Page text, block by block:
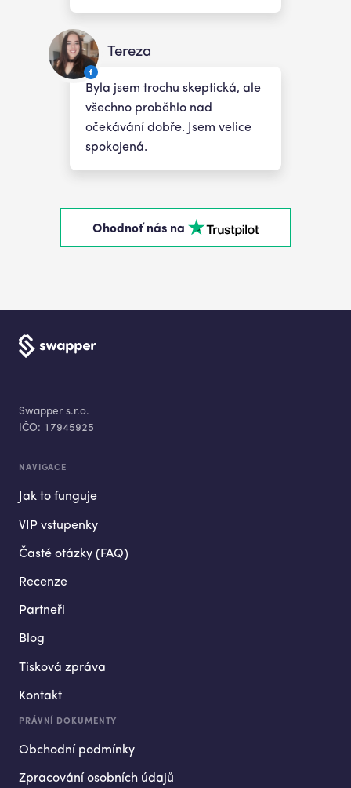
Tereza
Byla jsem trochu skeptická, ale
všechno proběhlo nad
očekávání dobře. Jsem velice
spokojená.
Ohodnoť nás na
Swapper s.r.o.
IČO: 17945925
NAVIGACE
Jak to funguje
VIP vstupenky
Časté otázky (FAQ)
Recenze
Partneři
Blog
Tisková zpráva
Kontakt
PRÁVNÍ DOKUMENTY
Obchodní podmínky
Zpracování osobních údajů